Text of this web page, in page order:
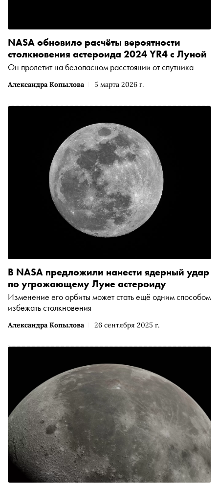
Александра Копылова 5 марта 2026 г.
NASA обновило расчёты вероятности
столкновения астероида 2024 YR4 с Луной
Он пролетит на безопасном расстоянии от спутника
Александра Копылова 26 сентября 2025 г.
В NASA предложили нанести ядерный удар
по угрожающему Луне астероиду
Изменение его орбиты может стать ещё одним способом
избежать столкновения